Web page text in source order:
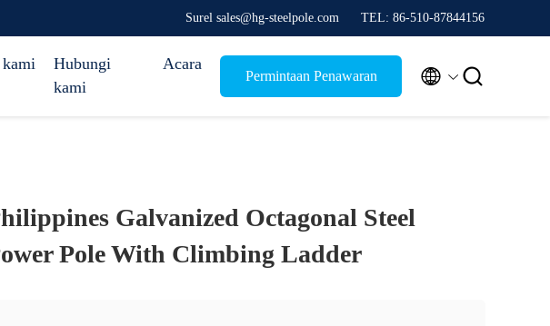
Surel sales@hg-steelpole.com TEL: 86-510-87844156
kami
Hubungi
kami
Acara
Permintaan Penawaran  
Galvanized Octagonal Steel
Pole With Climbing Ladder